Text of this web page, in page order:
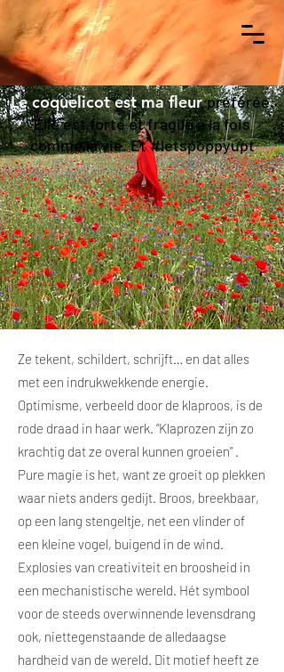
Le coquelicot est ma fleurpréférée.
Elle est forte et fragile à la fois
comme la vie. Et #letspoppyupt
Ze tekent, schildert, schrijft… en dat alles
met een indrukwekkende energie.
Optimisme, verbeeld door de klaproos, is de
rode draad in haar werk. “Klaprozen zijn zo
krachtig dat ze overal kunnen groeien” .
Pure magie is het, want ze groeit op plekken
waar niets anders gedijt. Broos, breekbaar,
op een lang stengeltje, net een vlinder of
een kleine vogel, buigend in de wind.
Explosies van creativiteit en broosheid in
een mechanistische wereld. Hét symbool
voor de steeds overwinnende levensdrang
ook, niettegenstaande de alledaagse
hardheid van de wereld. Dit motief heeft ze